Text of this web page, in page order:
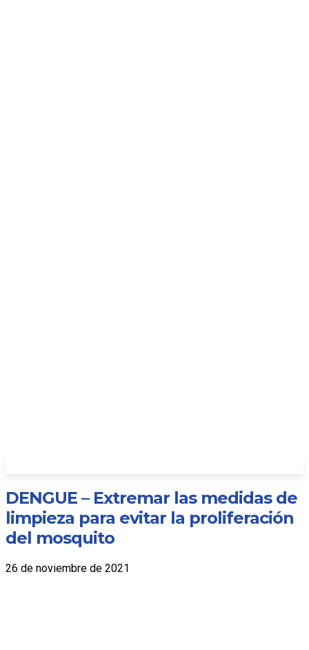
DENGUE – Extremar las medidas de
limpieza para evitar la proliferación
del mosquito
26 de noviembre de 2021